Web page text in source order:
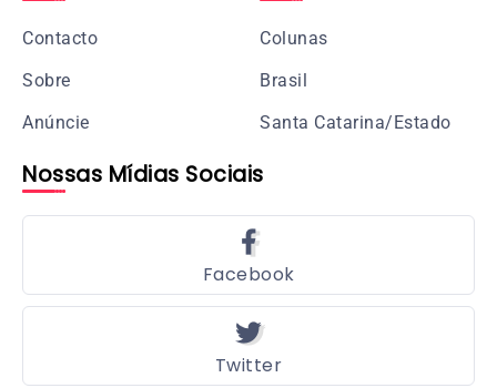
Contacto
Sobre
Anúncie
Colunas
Brasil
Santa Catarina/Estado
Nossas Mídias Sociais
Facebook
Twitter